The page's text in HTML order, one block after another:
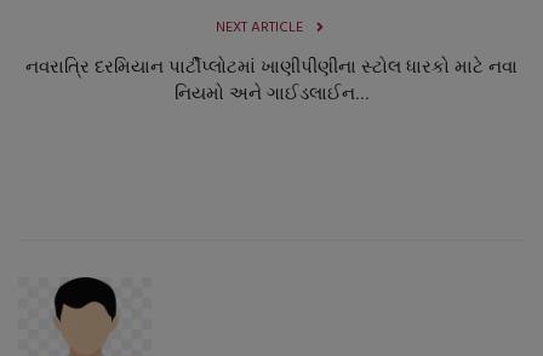
NEXT ARTICLE
નવરાત્રિ દરમિયાન પાર્ટીપ્લોટમાં ખાણીપીણીના સ્ટોલ ધારકો માટે નવા
નિયમો અને ગાઈડલાઈન...